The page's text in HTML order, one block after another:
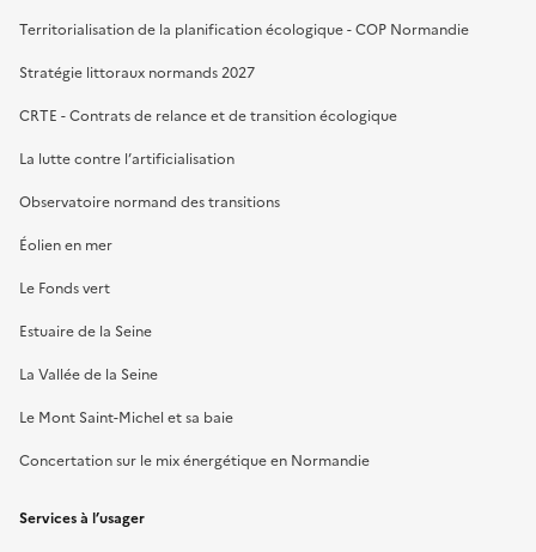
Territorialisation de la planification écologique - COP Normandie
Stratégie littoraux normands 2027
CRTE - Contrats de relance et de transition écologique
La lutte contre l’artificialisation
Observatoire normand des transitions
Éolien en mer
Le Fonds vert
Estuaire de la Seine
La Vallée de la Seine
Le Mont Saint-Michel et sa baie
Concertation sur le mix énergétique en Normandie
Services à l’usager